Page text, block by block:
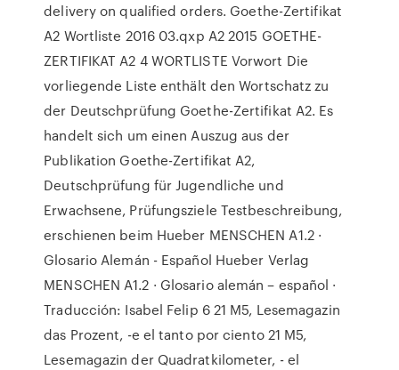
delivery on qualified orders. Goethe-Zertifikat
A2 Wortliste 2016 03.qxp A2 2015 GOETHE-
ZERTIFIKAT A2 4 WORTLISTE Vorwort Die
vorliegende Liste enthält den Wortschatz zu
der Deutschprüfung Goethe-Zertifikat A2. Es
handelt sich um einen Auszug aus der
Publikation Goethe-Zertifikat A2,
Deutschprüfung für Jugendliche und
Erwachsene, Prüfungsziele Testbeschreibung,
erschienen beim Hueber MENSCHEN A1.2 ·
Glosario Alemán - Español Hueber Verlag
MENSCHEN A1.2 · Glosario alemán – español ·
Traducción: Isabel Felip 6 21 M5, Lesemagazin
das Prozent, -e el tanto por ciento 21 M5,
Lesemagazin der Quadratkilometer, - el